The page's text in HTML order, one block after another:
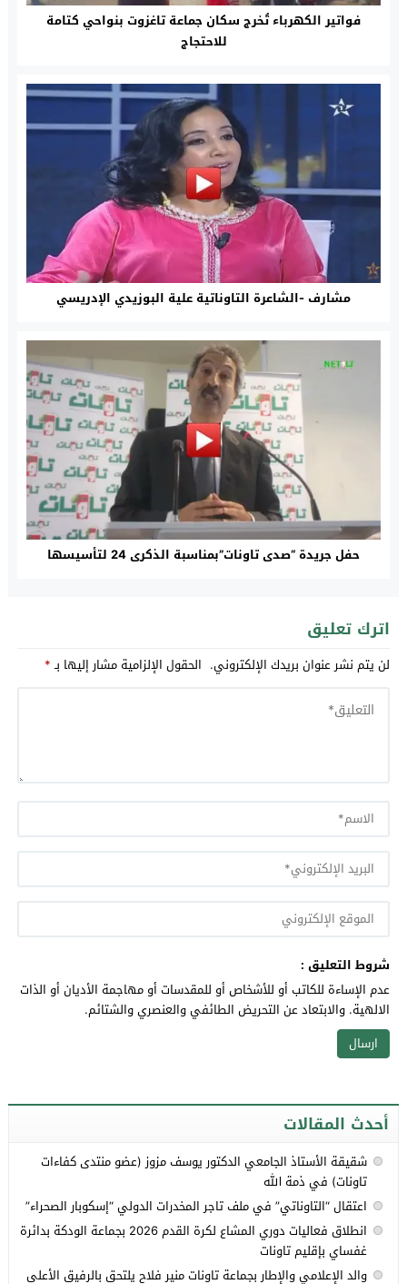
فواتير الكهرباء تُخرج سكان جماعة تاغزوت بنواحي كتامة
للاحتجاج
مشارف -الشاعرة التاوناتية علية البوزيدي الإدريسي
حفل جريدة “صدى تاونات”بمناسبة الذكرى 24 لتأسيسها
اترك تعليق
لن يتم نشر عنوان بريدك الإلكتروني. الحقول الإلزامية مشار إليها بـ*
شروط التعليق :
عدم الإساءة للكاتب أو للأشخاص أو للمقدسات أو مهاجمة الأديان أو الذات
الالهية. والابتعاد عن التحريض الطائفي والعنصري والشتائم.
أحدث المقالات
شقيقة الأستاذ الجامعي الدكتور يوسف مزوز (عضو منتدى كفاءات
تاونات) في ذمة الله
اعتقال “التاوناتي” في ملف تاجر المخدرات الدولي “إسكوبار الصحراء”
انطلاق فعاليات دوري المشاع لكرة القدم 2026 بجماعة الودكة بدائرة
غفساي بإقليم تاونات
والد الإعلامي والإطار بجماعة تاونات منير فلاح يلتحق بالرفيق الأعلى